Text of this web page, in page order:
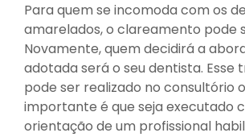
Para quem se incomoda com os
amarelados, o clareamento pode
Novamente, quem decidirá a
adotada será o seu dentista. Esse
pode ser realizado no consultório
importante é que seja executado
orientação de um profissional